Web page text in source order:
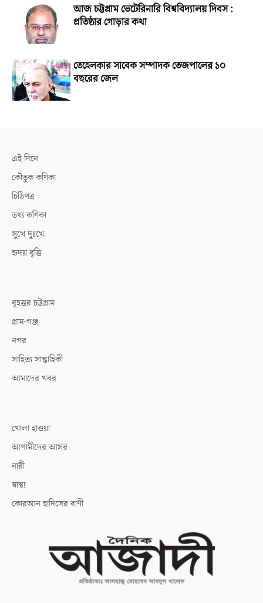
আজ চট্টগ্রাম ভেটেরিনারি বিশ্ববিদ্যালয় দিবস :
প্রতিষ্ঠার গোড়ার কথা
তেহেলকার সাবেক সম্পাদক তেজপালের ১০
বছরের জেল
এই দিনে
কৌতুক কণিকা
চিঠিপত্র
তথ্য কণিকা
সুখে দুঃখে
হৃদয় বৃত্তি
বৃহত্তর চট্টগ্রাম
গ্রাম-গঞ্জ
নগর
সাহিত্য সাপ্তাহিকী
আমাদের খবর
খোলা হাওয়া
আগামীদের আসর
নারী
স্বাস্থ্য
কোরআন হাদিসের বাণী